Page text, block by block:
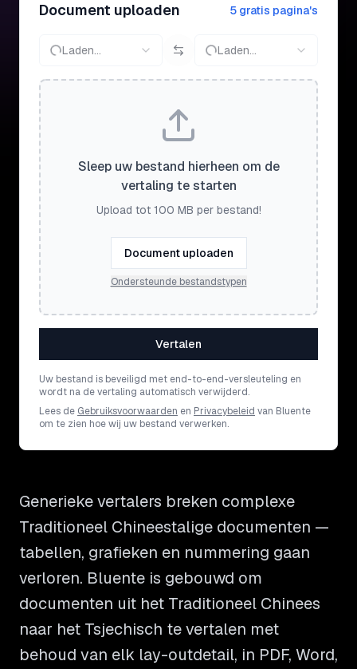
Document uploaden 5 gratis pagina's
Laden... Laden...
Sleep uw bestand hierheen om de
vertaling te starten
Upload tot 100 MB per bestand!
Document uploaden
Ondersteunde bestandstypen
Vertalen
Uw bestand is beveiligd met end-to-end-versleuteling en
wordt na de vertaling automatisch verwijderd.
Lees de Gebruiksvoorwaarden en Privacybeleid van Bluente
om te zien hoe wij uw bestand verwerken.
Generieke vertalers breken complexe
Traditioneel Chineestalige documenten —
tabellen, grafieken en nummering gaan
verloren. Bluente is gebouwd om
documenten uit het Traditioneel Chinees
naar het Tsjechisch te vertalen met
behoud van elk lay-outdetail, in PDF, Word,